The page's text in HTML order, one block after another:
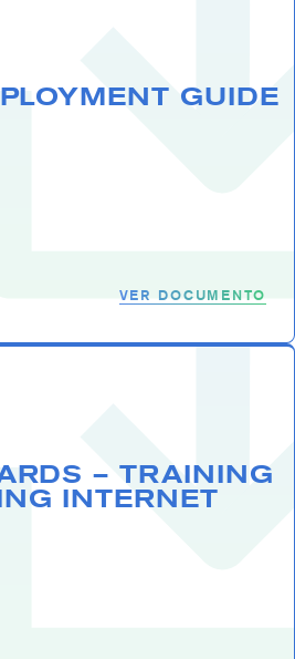
GUIDE
VER DOCUMENTO
– TRAINING
INTERNET